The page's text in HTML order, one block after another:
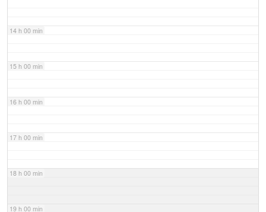
14 h 00 min
15 h 00 min
16 h 00 min
17 h 00 min
18 h 00 min
19 h 00 min